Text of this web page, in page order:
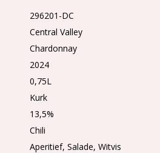
296201-DC
Central Valley
Chardonnay
2024
0,75L
Kurk
13,5%
Chili
Aperitief, Salade, Witvis